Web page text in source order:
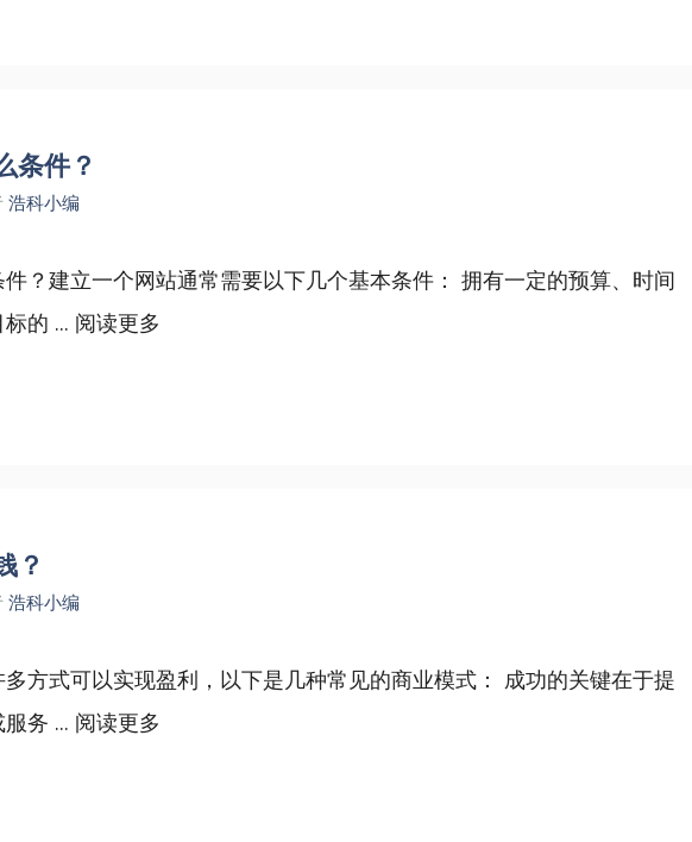
条件？
浩科小编
？建立一个网站通常需要以下几个基本条件： 拥有一定的预算、时间
的 ... 阅读更多
？
浩科小编
方式可以实现盈利，以下是几种常见的商业模式： 成功的关键在于提
务 ... 阅读更多